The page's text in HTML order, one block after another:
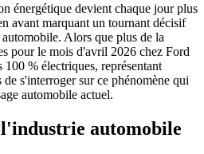
énergétique devient chaque jour plus
avant marquant un tournant décisif
Alors que plus de la
pour le mois d'avril 2026 chez Ford
100 % électriques, représentant
s'interroger sur ce phénomène qui
automobile actuel.
automobile